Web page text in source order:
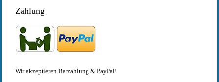
Zahlung
Wir akzeptieren Barzahlung & PayPal!